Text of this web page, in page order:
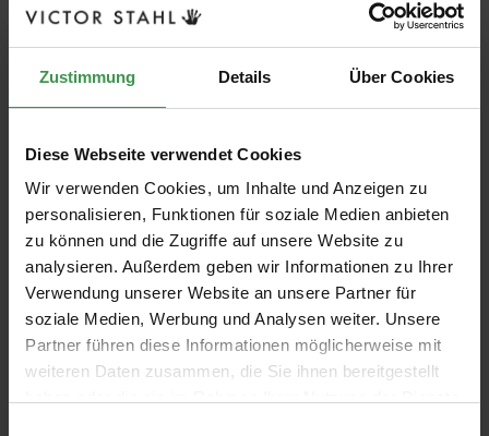
Zustimmung Details Über Cookies
Diese Webseite verwendet Cookies
Wir verwenden Cookies, um Inhalte und Anzeigen zu
personalisieren, Funktionen für soziale Medien anbieten
zu können und die Zugriffe auf unsere Website zu
analysieren. Außerdem geben wir Informationen zu Ihrer
Verwendung unserer Website an unsere Partner für
soziale Medien, Werbung und Analysen weiter. Unsere
Partner führen diese Informationen möglicherweise mit
weiteren Daten zusammen, die Sie ihnen bereitgestellt